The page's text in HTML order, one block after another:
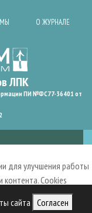
сайта Согласен
О ЖУРНАЛЕ
ПИ №ФС77-36401 от
для улучшения работы
контента. Cookies